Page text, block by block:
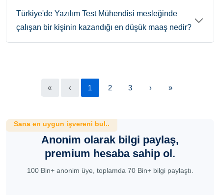
Türkiye'de Yazılım Test Mühendisi mesleğinde
çalışan bir kişinin kazandığı en düşük maaş nedir?
« ‹ 1 2 3 › »
Sana en uygun işvereni bul..
Anonim olarak bilgi paylaş,
premium hesaba sahip ol.
100 Bin+ anonim üye, toplamda 70 Bin+ bilgi paylaştı.